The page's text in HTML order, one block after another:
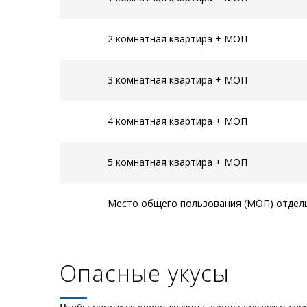
2 комнатная квартира + МОП
3 комнатная квартира + МОП
4 комнатная квартира + МОП
5 комнатная квартира + МОП
Место общего пользования (МОП)
Опасные укусы